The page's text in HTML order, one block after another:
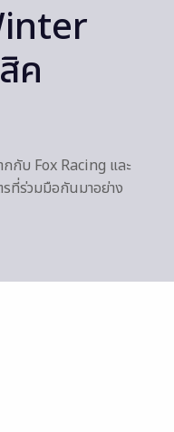
ค
กับ Fox Racing และ
ที่ร่วมมือกันมาอย่าง